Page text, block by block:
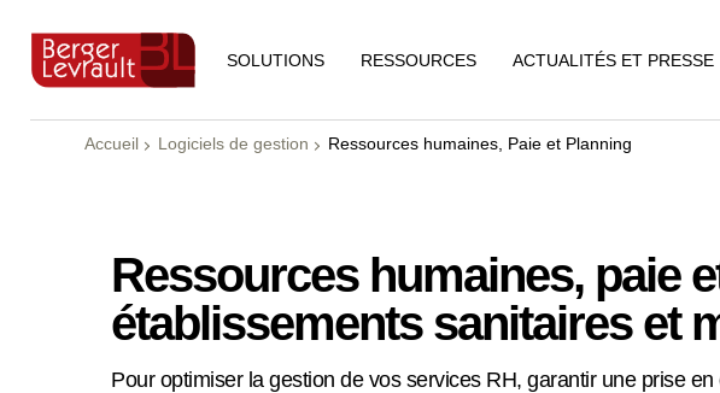
SOLUTIONS RESSOURCES ACTUALITÉS ET PRESSE
Accueil Logiciels de gestion Ressources humaines, Paie et Planning
Ressources humaines, paie
établissements sanitaires et
Pour optimiser la gestion de vos services RH, garantir une prise